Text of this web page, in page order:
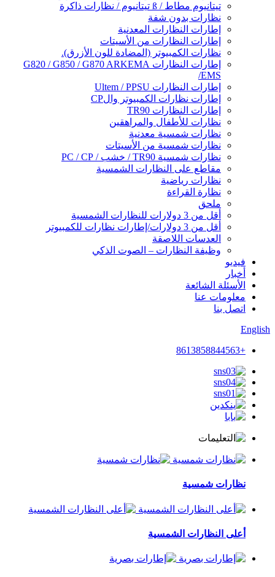
تيتانيوم مطاط / ß تيتانيوم / نظارات ذاكرة
نظارات بدون شفة
إطارات النظارات المعدنية
إطارات النظارات من الأسيتات
نظارات الكمبيوتر (المضادة للون الأزرق).
إطارات النظارات G820 / G850 / G870 ARKEMA
/EMS
إطارات النظارات Ultem / PPSU
إطارات نظارات الكمبيوتر والCP
إطارات النظارات TR90
نظارات للأطفال والمراهقين
نظارات شمسية معدنية
نظارات شمسية من الأسيتات
نظارات شمسية TR90 / خشب / PC / CP
مقاطع على النظارات الشمسية
نظارات رياضية
نظارة القراءة
ملحق
أقل من 3 دولارات للنظارات الشمسية
أقل من 3 دولارات/إطارات نظارات للكمبيوتر
العدسات اللاصقة
وظيفة النظارات – الصوت الذكي
فيديو
أخبار
الأسئلة الشائعة
معلومات عنا
اتصل بنا
English
+8613858844563
نظارات شمسية
أعلى النظارات الشمسية